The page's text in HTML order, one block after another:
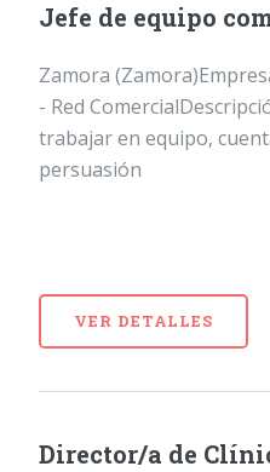
Jefe de equipo
Zamora
- Red
trabajar en equipo,
persuasión
VER DETALLES
Director/a de